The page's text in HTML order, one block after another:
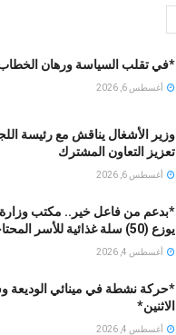
*في تقلب السياسة ورهان
أغسطس 6, 2026
وزير الأشغال يناقش مع رئيسة
تعزيز التعاون المشترك
أغسطس 6, 2026
*بدعم من فاعل خير.. مكتب وزارة
يوزع (50) سلة غذائية للأسر المحتاجة في النجمة الحمراء*.
أغسطس 4, 2026
*حركة نشطة في مينائي الوديعة
الاثنين*
أغسطس 4, 2026